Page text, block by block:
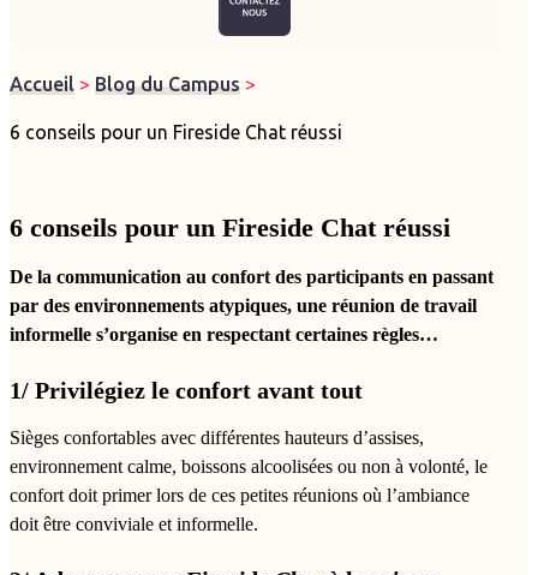
Accueil > Blog du Campus >
6 conseils pour un Fireside Chat réussi
6 conseils pour un Fireside Chat réussi
De la communication au confort des participants en passant
par des environnements atypiques, une réunion de travail
informelle s’organise en respectant certaines règles…
1/ Privilégiez le confort avant tout
Sièges confortables avec différentes hauteurs d’assises,
environnement calme, boissons alcoolisées ou non à volonté, le
confort doit primer lors de ces petites réunions où l’ambiance
doit être conviviale et informelle.